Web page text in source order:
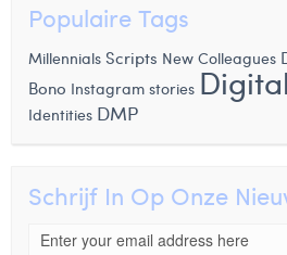
Populaire Tags
Millennials Scripts New Colleagues
Bono Instagram stories Digital
Identities DMP
Schrijf In Op Onze